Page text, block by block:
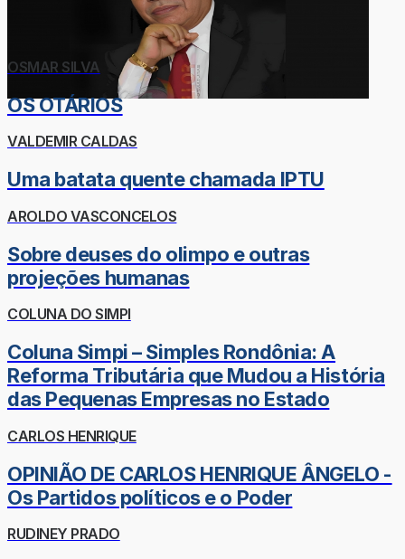
OSMAR SILVA
OS OTÁRIOS
VALDEMIR CALDAS
Uma batata quente chamada IPTU
AROLDO VASCONCELOS
Sobre deuses do olimpo e outras
projeções humanas
COLUNA DO SIMPI
Coluna Simpi – Simples Rondônia: A
Reforma Tributária que Mudou a História
das Pequenas Empresas no Estado
CARLOS HENRIQUE
OPINIÃO DE CARLOS HENRIQUE ÂNGELO -
Os Partidos políticos e o Poder
RUDINEY PRADO